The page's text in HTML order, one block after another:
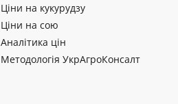
Ціни на кукурудзу
Ціни на сою
Аналітика цін
Методологія УкрАгроКонсалт